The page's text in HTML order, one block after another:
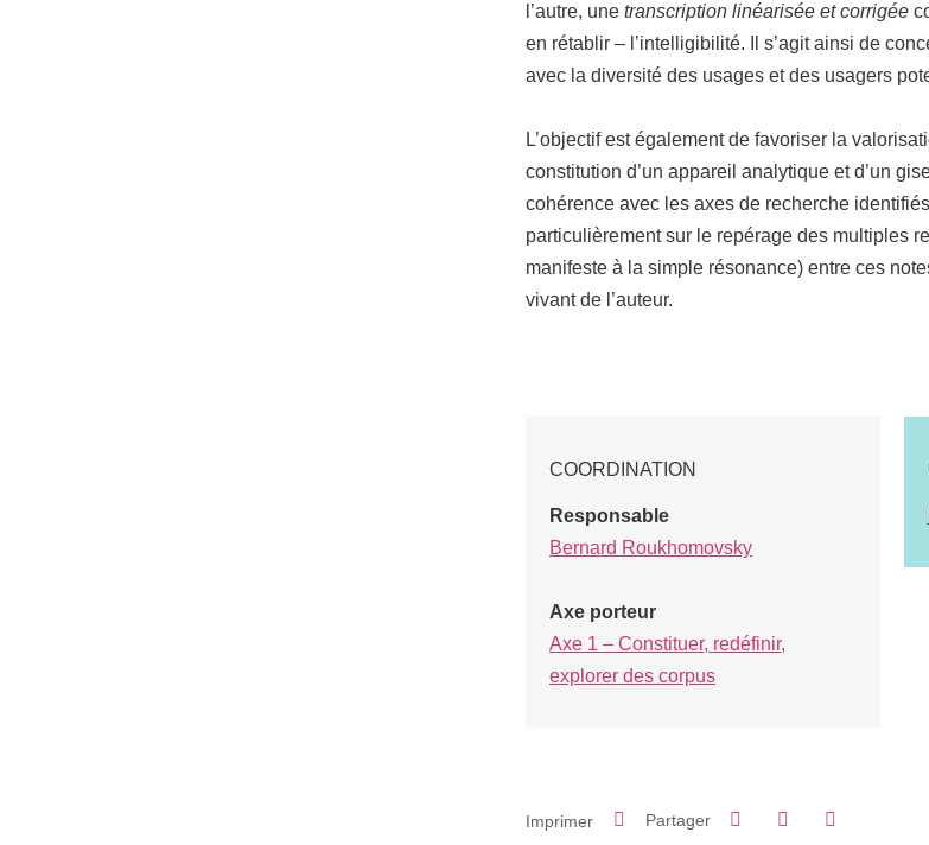
l’autre, une transcription linéarisée et corrigée
en rétablir – l’intelligibilité. Il s’agit ainsi de
avec la diversité des usages et des usagers
L’objectif est également de favoriser la
constitution d’un appareil analytique et d’un
cohérence avec les axes de recherche
particulièrement sur le repérage des multiples
manifeste à la simple résonance) entre ces
vivant de l’auteur.
COORDINATION
Responsable
Bernard Roukhomovsky
Axe porteur
Axe 1 – Constituer, redéfinir,
explorer des corpus
Imprimer Partager Partager sur Facebook
Partager sur